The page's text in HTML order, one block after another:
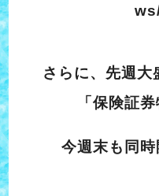
さらに、先週大
「保険証
今週末も同